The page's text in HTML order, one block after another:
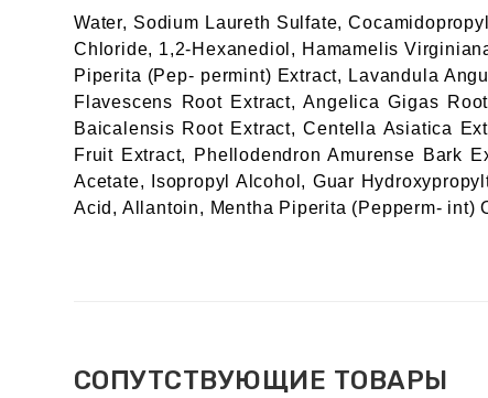
Water, Sodium Laureth Sulfate,
Chloride, 1,2-Hexanediol, Hamamelis
Piperita (Pep- permint) Extract, Lavandula
Flavescens Root Extract, Angelica Gigas
Baicalensis Root Extract, Centella Asiatica
Fruit Extract, Phellodendron Amurense Bark
Acetate, Isopropyl Alcohol, Guar
Acid, Allantoin, Mentha Piperita (Pepperm- int)
СОПУТСТВУЮЩИЕ ТОВАРЫ